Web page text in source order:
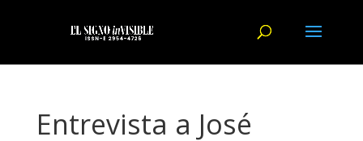
Entrevista a José